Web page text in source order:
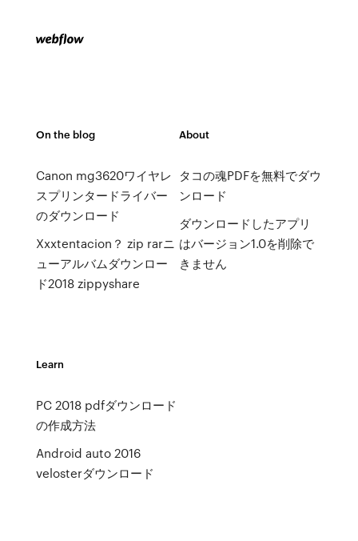
On the blog
Canon mg3620ワイヤレ
スプリンタードライバー
のダウンロード
Xxxtentacion？ zip rarニ
ューアルバムダウンロー
ド2018 zippyshare
About
タコの魂PDFを無料でダウ
ンロード
ダウンロードしたアプリ
はバージョン1.0を削除で
きません
Learn
PC 2018 pdfダウンロード
の作成方法
Android auto 2016
velosterダウンロード